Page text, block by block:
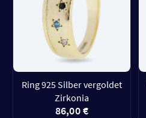
Ring 925 Silber vergoldet
Zirkonia
86,00 €